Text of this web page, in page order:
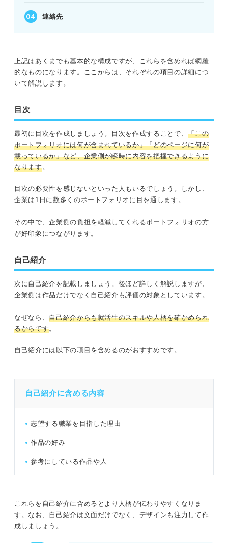
連絡先
上記はあくまでも基本的な構成ですが、これらを含めれば網羅
的なものになります。ここからは、それぞれの項目の詳細につ
いて解説します。
目次
最初に目次を作成しましょう。目次を作成することで、「この
ポートフォリオには何が含まれているか」「どのページに何が
載っているか」など、企業側が瞬時に内容を把握できるように
なります。
目次の必要性を感じないといった人もいるでしょう。しかし、
企業は1日に数多くのポートフォリオに目を通します。
その中で、企業側の負担を軽減してくれるポートフォリオの方
が好印象につながります。
自己紹介
次に自己紹介を記載しましょう。後ほど詳しく解説しますが、
企業側は作品だけでなく自己紹介も評価の対象としています。
なぜなら、自己紹介からも就活生のスキルや人柄を確かめられ
るからです。
自己紹介には以下の項目を含めるのがおすすめです。
自己紹介に含める内容
志望する職業を目指した理由
作品の好み
参考にしている作品や人
これらを自己紹介に含めるとより人柄が伝わりやすくなりま
す。なお、自己紹介は文面だけでなく、デザインも注力して作
成しましょう。